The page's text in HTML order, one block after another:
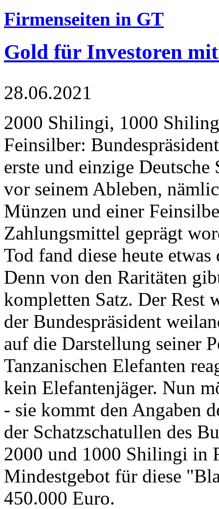
Firmenseiten in GT
Gold für Investoren
28.06.2021
2000 Shilingi, 1000
Feinsilber:
erste und einzige Deutsche
vor seinem Ableben,
Münzen und einer
Zahlungsmittel geprägt
Tod fand diese heute
Denn von den Raritäten
kompletten Satz. Der Rest
der Bundespräsident
auf die Darstellung seiner
Tanzanischen Elefanten
kein Elefantenjäger. Nun
- sie kommt den Angaben
der Schatzschatullen des
2000 und 1000 Shilingi in
Mindestgebot für diese
450.000 Euro.